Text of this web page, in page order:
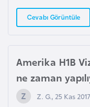
Cevabı Görüntüle
Amerika H1B
ne zaman
Z. G., 25 Kas
İ
r
a
i
İ